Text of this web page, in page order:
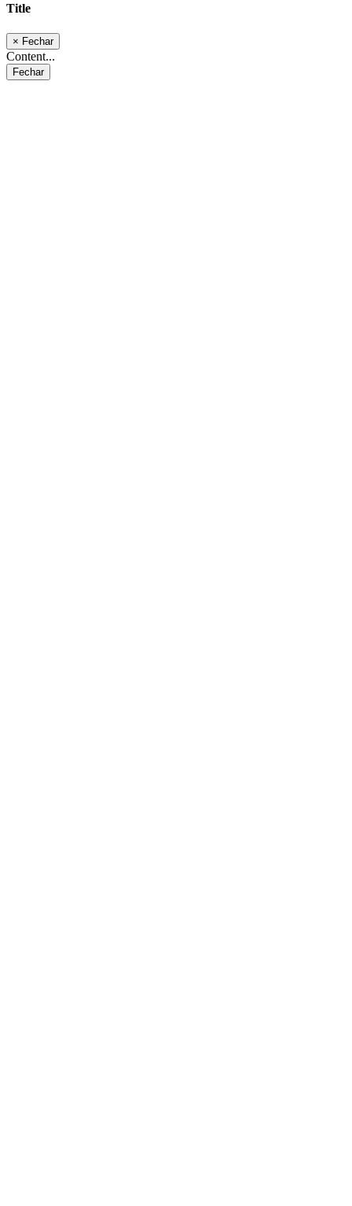
Title
× Fechar
Content...
Fechar